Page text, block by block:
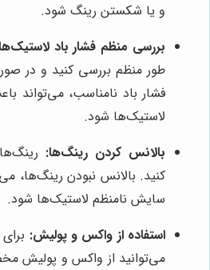
و یا شکستن رینگ شود.
بررسی منظم فشار باد
طور منظم بررسی کنید و در
فشار باد نامناسب، می‌تواند
لاستیک‌ها شود.
بالانس کردن رینگ‌ها:
کنید. بالانس نبودن رینگ‌ها،
سایش نامنظم لاستیک‌ها شود.
استفاده از واکس و پولیش:
می‌توانید از واکس و پولیش